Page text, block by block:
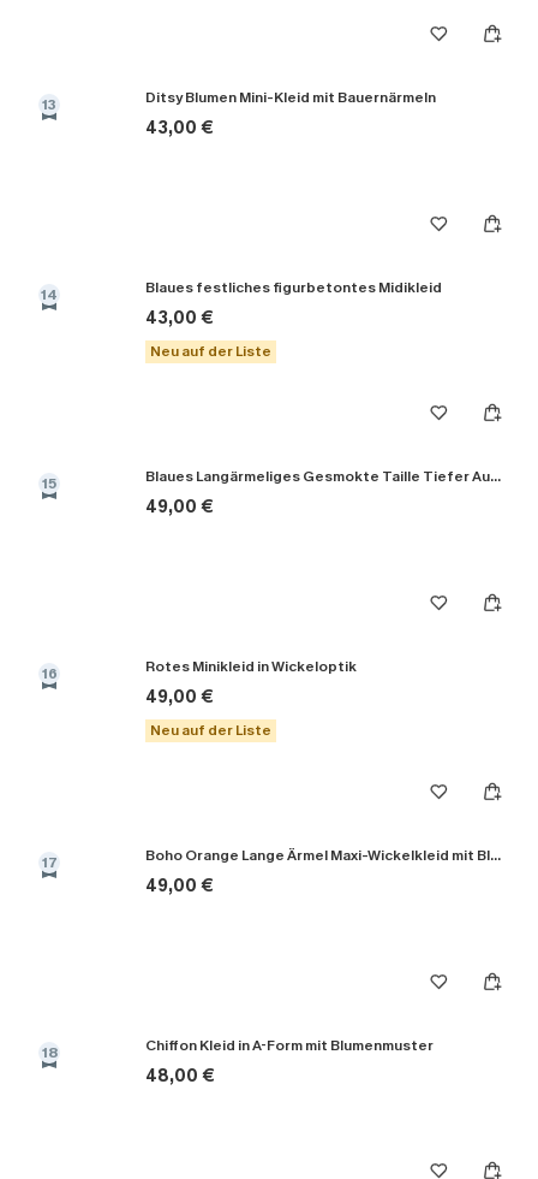
13 Ditsy Blumen Mini-Kleid mit Bauernärmeln
43,00 €
14 Blaues festliches figurbetontes Midikleid
43,00 €
Neu auf der Liste
15 Blaues Langärmeliges Gesmokte Taille Tiefer Ausschnitt Maxikleid
49,00 €
16 Rotes Minikleid in Wickeloptik
49,00 €
Neu auf der Liste
17 Boho Orange Lange Ärmel Maxi-Wickelkleid mit Blumenmuster
49,00 €
18 Chiffon Kleid in A-Form mit Blumenmuster
48,00 €